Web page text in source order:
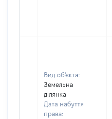
Вид об'єкта:
Земельна
ділянка
Дата набуття
права: